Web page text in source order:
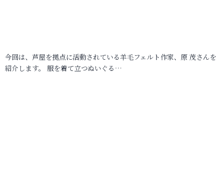
今回は、芦屋を拠点に活動されている羊毛フェルト作家、原 茂さん
紹介します。 服を着て立つぬいぐる…